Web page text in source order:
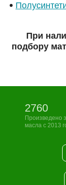
При
подбору
2760
Произведено
масла с 2013